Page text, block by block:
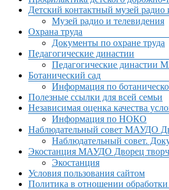
Детский контактный музей радио
Музей радио и телевидения
Охрана труда
Документы по охране труда
Педагогические династии
Педагогические династии
Ботанический сад
Информация по
Полезные ссылки для всей семьи
Независимая оценка качества
Информация по НОКО
Наблюдательный совет МАУДО
Наблюдательный совет.
Экостанция МАУДО Дворец
Экостанция
Условия пользования сайтом
Политика в отношении